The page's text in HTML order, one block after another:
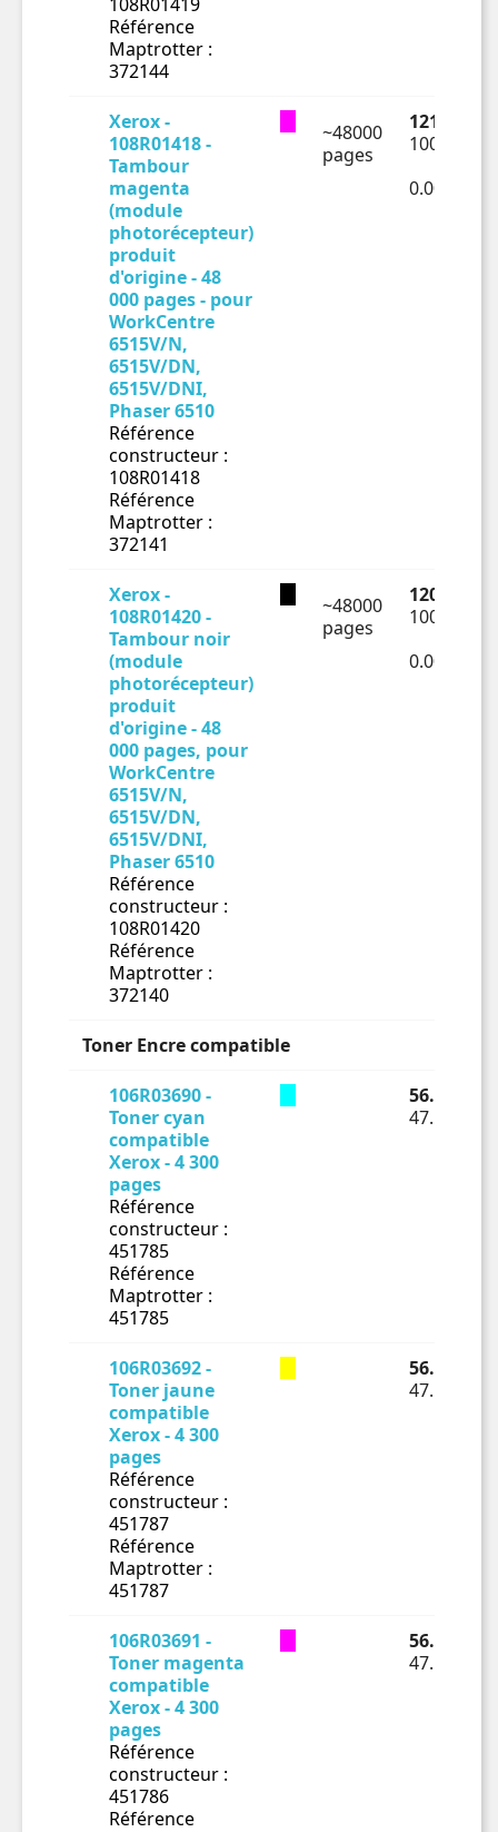
Référence
Maptrotter :
372144
Xerox -
108R01418 -
Tambour
magenta
(module
photorécepteur)
produit
d'origine - 48
000 pages - pour
WorkCentre
6515V/N,
6515V/DN,
6515V/DNI,
Phaser 6510
Référence
constructeur :
108R01418
Référence
Maptrotter :
372141
~48000
pages
121.16 €
100.97 €
0.0021€
Xerox -
108R01420 -
Tambour noir
(module
photorécepteur)
produit
d'origine - 48
000 pages, pour
WorkCentre
6515V/N,
6515V/DN,
6515V/DNI,
Phaser 6510
Référence
constructeur :
108R01420
Référence
Maptrotter :
372140
~48000
pages
120.1 €
100.08 €
0.00209€
Toner Encre compatible
106R03690 -
Toner cyan
compatible
Xerox - 4 300
pages
Référence
constructeur :
451785
Référence
Maptrotter :
451785
56.62 €
47.18 € HT
106R03692 -
Toner jaune
compatible
Xerox - 4 300
pages
Référence
constructeur :
451787
Référence
Maptrotter :
451787
56.62 €
47.18 € HT
106R03691 -
Toner magenta
compatible
Xerox - 4 300
pages
Référence
constructeur :
451786
Référence
56.62 €
47.18 € HT